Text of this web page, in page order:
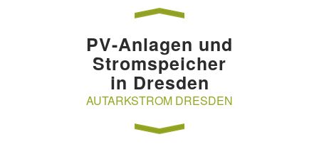
PV-Anlagen und
Stromspeicher
in Dresden
AUTARKSTROM DRESDEN